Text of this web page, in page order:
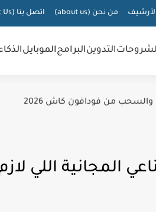
من نحن (about us) اتصل بنا (Contact Us)
التدوينالبرامجالموبايل
من فودافون كاش 2026
اللي لازم